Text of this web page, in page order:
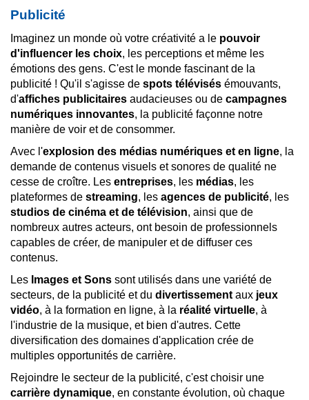
Publicité
Imaginez un monde où votre créativité a le pouvoir
d'influencer les choix, les perceptions et même les
émotions des gens. C'est le monde fascinant de la
publicité ! Qu'il s'agisse de spots télévisés émouvants,
d'affiches publicitaires audacieuses ou de campagnes
numériques innovantes, la publicité façonne notre
manière de voir et de consommer.
Avec l'explosion des médias numériques et en ligne, la
demande de contenus visuels et sonores de qualité ne
cesse de croître. Les entreprises, les médias, les
plateformes de streaming, les agences de publicité, les
studios de cinéma et de télévision, ainsi que de
nombreux autres acteurs, ont besoin de professionnels
capables de créer, de manipuler et de diffuser ces
contenus.
Les Images et Sons sont utilisés dans une variété de
secteurs, de la publicité et du divertissement aux jeux
vidéo, à la formation en ligne, à la réalité virtuelle, à
l'industrie de la musique, et bien d'autres. Cette
diversification des domaines d'application crée de
multiples opportunités de carrière.
Rejoindre le secteur de la publicité, c'est choisir une
carrière dynamique, en constante évolution, où chaque